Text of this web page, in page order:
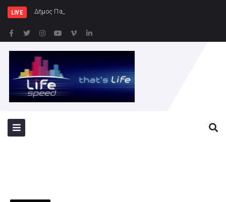
LIVE Δήμος Πατρέων : Τα παιδιά των Ημε